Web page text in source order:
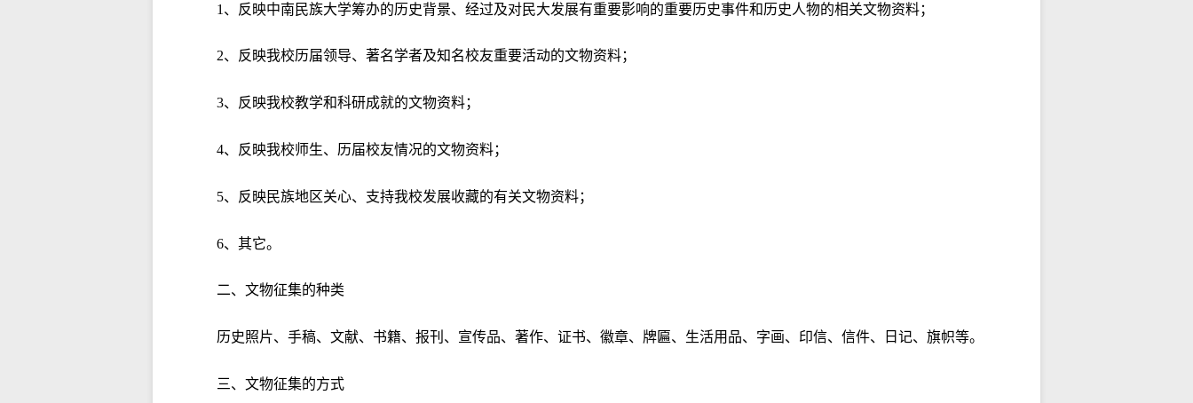
1、反映中南民族大学筹办的历史背景、经过及对民大发展有重要影响的重要历史事件和历史人物的相关文物资料；
2、反映我校历届领导、著名学者及知名校友重要活动的文物资料；
3、反映我校教学和科研成就的文物资料；
4、反映我校师生、历届校友情况的文物资料；
5、反映民族地区关心、支持我校发展收藏的有关文物资料；
6、其它。
二、文物征集的种类
历史照片、手稿、文献、书籍、报刊、宣传品、著作、证书、徽章、牌匾、生活用品、字画、印信、信件、日记、旗帜等。
三、文物征集的方式